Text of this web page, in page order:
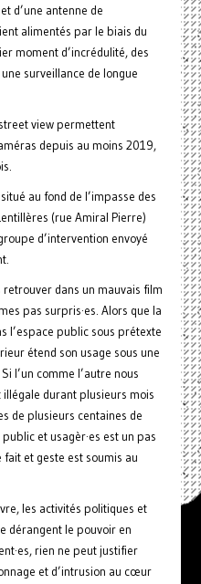
d’une antenne de
alimentés par le biais du
moment d’incrédulité, des
surveillance de longue
view permettent
depuis au moins 2019,
au fond de l’impasse des
(rue Amiral Pierre)
d’intervention envoyé
retrouver dans un mauvais film
pas surpris·es. Alors que la
l’espace public sous prétexte
étend son usage sous une
l’un comme l’autre nous
durant plusieurs mois
de plusieurs centaines de
et usagèr·es est un pas
et geste est soumis au
les activités politiques et
dérangent le pouvoir en
rien ne peut justifier
et d’intrusion au cœur